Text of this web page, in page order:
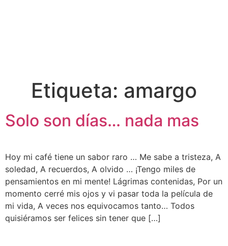
Etiqueta: amargo
Solo son días… nada mas
Hoy mi café tiene un sabor raro … Me sabe a tristeza, A
soledad, A recuerdos, A olvido … ¡Tengo miles de
pensamientos en mi mente! Lágrimas contenidas, Por un
momento cerré mis ojos y vi pasar toda la película de
mi vida, A veces nos equivocamos tanto… Todos
quisiéramos ser felices sin tener que […]